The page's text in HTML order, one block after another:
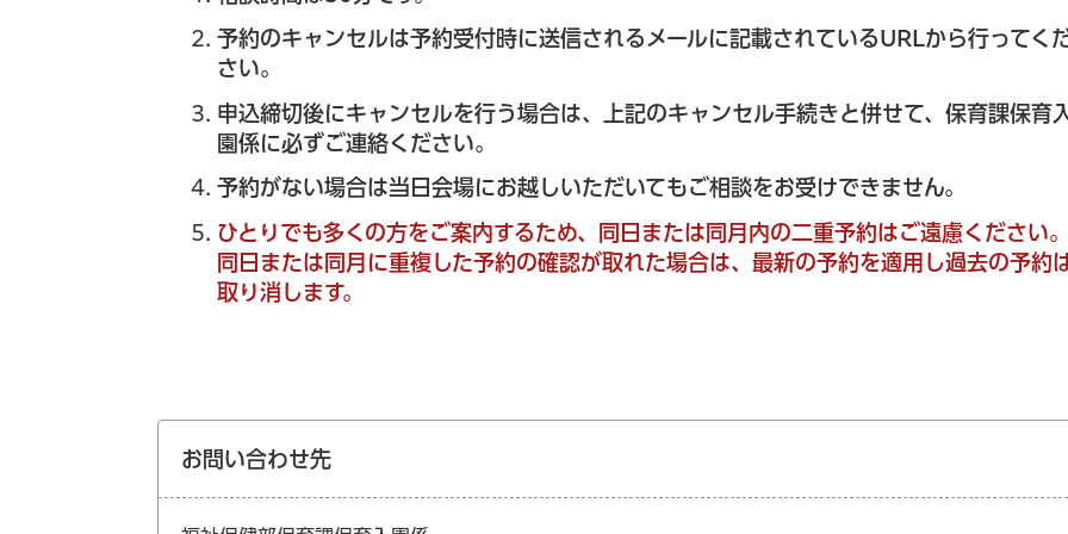
予約のキャンセルは予約受付時に送信されるメールに記載されているURLから行ってく
さい。
申込締切後にキャンセルを行う場合は、上記のキャンセル手続きと併せて、保育課保育
園係に必ずご連絡ください。
予約がない場合は当日会場にお越しいただいてもご相談をお受けできません。
ひとりでも多くの方をご案内するため、同日または同月内の二重予約はご遠慮ください。
同日または同月に重複した予約の確認が取れた場合は、最新の予約を適用し過去の予約
取り消します。
お問い合わせ先